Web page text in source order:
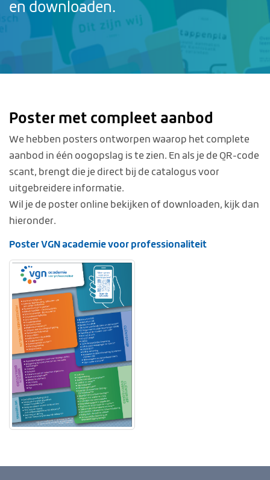
en downloaden.
Poster met compleet aanbod
We hebben posters ontworpen waarop het complete
aanbod in één oogopslag is te zien. En als je de QR-code
scant, brengt die je direct bij de catalogus voor
uitgebreidere informatie.
Wil je de poster online bekijken of downloaden, kijk dan
hieronder.
Poster VGN academievoor professionaliteit